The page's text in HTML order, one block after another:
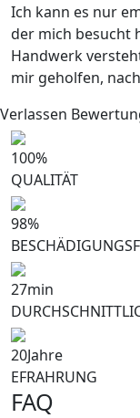
Ich kann es nur
der mich besucht
Handwerk
mir geholfen,
Verlassen
100%
QUALITÄT
98%
27min
20Jahre
EFRAHRUNG
FAQ